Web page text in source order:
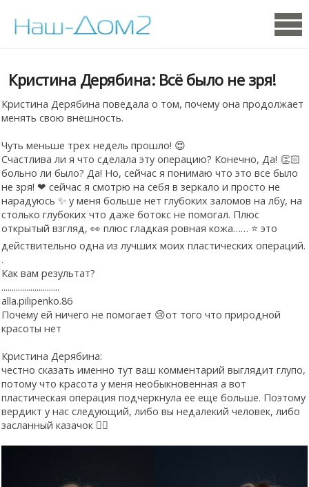
Кристина Дерябина: Всё было не зря!
Кристина Дерябина поведала о том, почему она продолжает
менять свою внешность.
Чуть меньше трех недель прошло! 😍
Счастлива ли я что сделала эту операцию? Конечно, Да! 👏🏻
больно ли было? Да! Но, сейчас я понимаю что это все было
не зря! ❤ сейчас я смотрю на себя в зеркало и просто не
нарадуюсь ✨ у меня больше нет глубоких заломов на лбу, на
столько глубоких что даже ботокс не помогал. Плюс
открытый взгляд, 👀 плюс гладкая ровная кожа…… ⭐️ это
действительно одна из лучших моих пластических операций.
.
Как вам результат?
............................
alla.pilipenko.86
Почему ей ничего не помогает 😢от того что природной
красоты нет
Кристина Дерябина:
честно сказать именно тут ваш комментарий выглядит глупо,
потому что красота у меня необыкновенная а вот
пластическая операция подчеркнула ее еще больше. Поэтому
вердикт у нас следующий, либо вы недалекий человек, либо
засланный казачок ☝🏻